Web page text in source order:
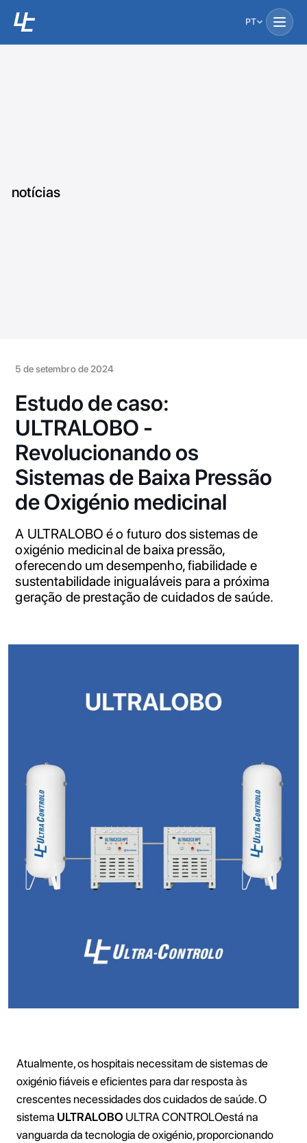
PT
notícias
5 de setembro de 2024
Estudo de caso:
ULTRALOBO -
Revolucionando os
Sistemas de Baixa Pressão
de Oxigénio medicinal
A ULTRALOBO é o futuro dos sistemas de
oxigénio medicinal de baixa pressão,
oferecendo um desempenho, fiabilidade e
sustentabilidade inigualáveis para a próxima
geração de prestação de cuidados de saúde.
Atualmente, os hospitais necessitam de sistemas de
oxigénio fiáveis e eficientes para dar resposta às
crescentes necessidades dos cuidados de saúde. O
sistema ULTRALOBO ULTRA CONTROLOestá na
vanguarda da tecnologia de oxigénio, proporcionando